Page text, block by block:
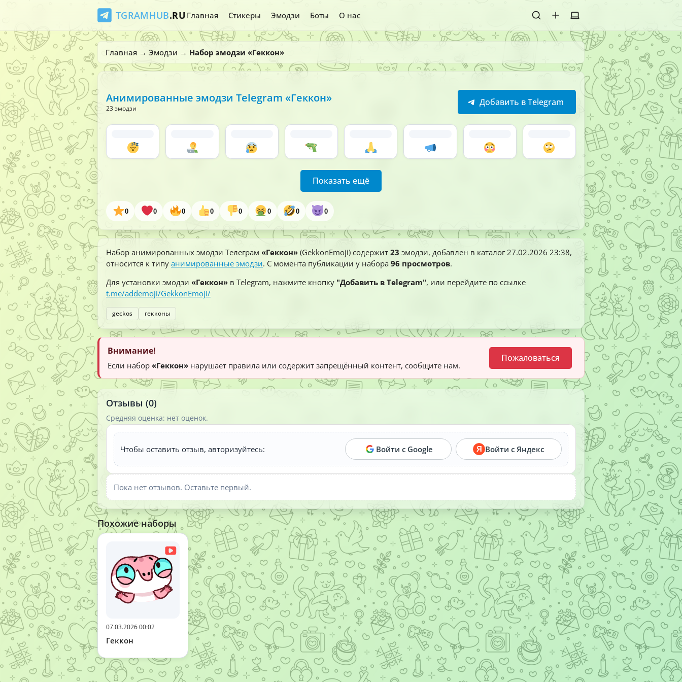
TGRAMHUB.RU Главная Стикеры Эмодзи Боты О нас
Главная → Эмодзи → Набор эмодзи «Геккон»
Анимированные эмодзи Telegram «Геккон»
23 эмодзи
Добавить в Telegram
Показать ещё
0 0 0 0 0 0 0 0
Набор анимированных эмодзи Телеграм «Геккон» (GekkonEmoji) содержит 23 эмодзи, добавлен в каталог27.02.2026 23:38,
относится к типу анимированные эмодзи. С момента публикации у набора 96 просмотров.
Для установки эмодзи «Геккон» в Telegram, нажмите кнопку "Добавить в Telegram", или перейдите по ссылке
t.me/addemoji/GekkonEmoji/
geckos гекконы
Внимание!
Если набор «Геккон» нарушает правила или содержит запрещённый контент, сообщите нам.
Пожаловаться
Отзывы (0)
Средняя оценка: нет оценок.
Чтобы оставить отзыв, авторизуйтесь: Войти с Google Я Войти с Яндекс
Пока нет отзывов. Оставьте первый.
Похожие наборы
07.03.2026 00:02
Геккон